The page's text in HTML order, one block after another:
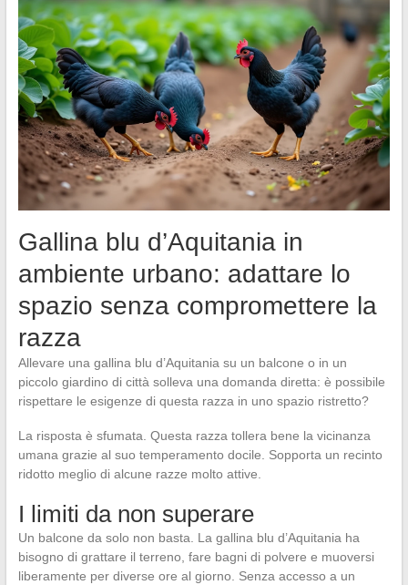
Gallina blu d’Aquitania in
ambiente urbano: adattare lo
spazio senza compromettere la
razza
Allevare una gallina blu d’Aquitania su un balcone o in un
piccolo giardino di città solleva una domanda diretta: è possibile
rispettare le esigenze di questa razza in uno spazio ristretto?
La risposta è sfumata. Questa razza tollera bene la vicinanza
umana grazie al suo temperamento docile. Sopporta un recinto
ridotto meglio di alcune razze molto attive.
I limiti da non superare
Un balcone da solo non basta. La gallina blu d’Aquitania ha
bisogno di grattare il terreno, fare bagni di polvere e muoversi
liberamente per diverse ore al giorno. Senza accesso a un